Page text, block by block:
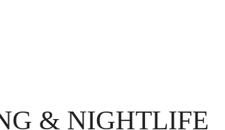
& NIGHTLIFE